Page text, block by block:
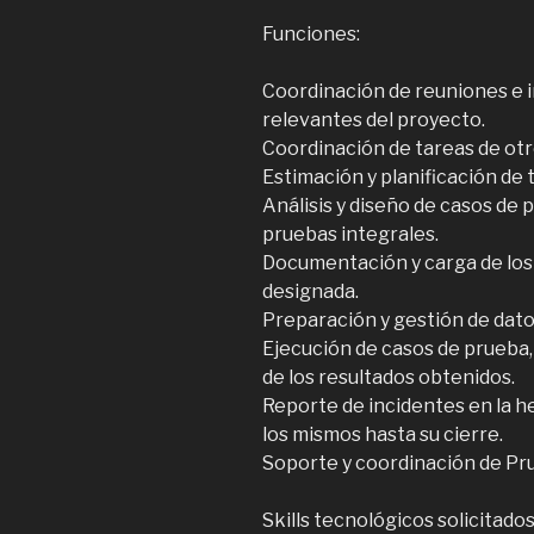
Funciones:
Coordinación de reuniones
relevantes del proyecto.
Coordinación de tareas de
Estimación y planificación de
Análisis y diseño de casos de
pruebas integrales.
Documentación y carga de
designada.
Preparación y gestión de
Ejecución de casos de
de los resultados obtenidos.
Reporte de incidentes en la
los mismos hasta su cierre.
Soporte y coordinación de
Skills tecnológicos